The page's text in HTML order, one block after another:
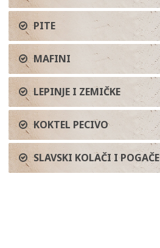
PITE
MAFINI
LEPINJE I ZEMIČKE
KOKTEL PECIVO
SLAVSKI KOLAČI I POGAČE